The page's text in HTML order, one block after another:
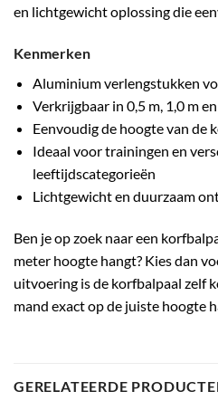
en lichtgewicht oplossing die
Kenmerken
Aluminium verlengstukken
Verkrijgbaar in 0,5 m, 1,0 m
Eenvoudig de hoogte van de
Ideaal voor trainingen en
leeftijdscategorieën
Lichtgewicht en duurzaam
Ben je op zoek naar een
meter hoogte hangt? Kies dan
uitvoering is de korfbalpaal zelf
mand exact op de juiste hoogte
GERELATEERDE